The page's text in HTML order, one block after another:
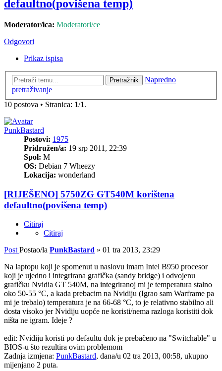
defaultno(povišena temp)
Moderator/ica: Moderatori/ce
Odgovori
Prikaz ispisa
Pretražnik
Napredno
pretraživanje
10 postova • Stranica: 1/1.
PunkBastard
Postovi: 1975
Pridružen/a: 19 srp 2011, 22:39
Spol: M
OS: Debian 7 Wheezy
Lokacija: wonderland
[RIJEŠENO] 5750ZG GT540M korištena
defaultno(povišena temp)
Citiraj
Citiraj
Post Postao/la PunkBastard » 01 tra 2013, 23:29
Na laptopu koji je spomenut u naslovu imam Intel B950 procesor
koji je ujedno i integrirana grafička (sandy bridge) i odvojenu
grafičku Nvidia GT 540M, na integriranoj mi je temperatura stalno
oko 50-55 °C, a kada prebacim na Nvidiju (Igrao sam Warframe pa
mi je trebalo) temperatura je na 66-68 °C, to je relativno stabilno ali
dosta visoko jer Nvidiju uopće ne koristi/nema razloga koristiti dok
ništa ne igram. Ideje ?
edit: Nvidiju koristi po defaultu dok je prebačeno na "Switchable" u
BIOS-u što rezultira ovim problemom
Zadnja izmjena: PunkBastard, dana/u 02 tra 2013, 00:58, ukupno
mijenjano 2 puta.